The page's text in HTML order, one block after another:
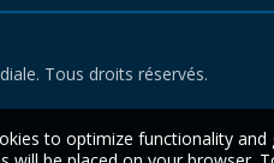
Tous droits réservés.
to optimize functionality